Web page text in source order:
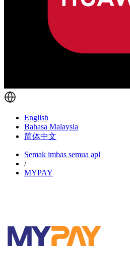
English
Bahasa Malaysia
简体中文
Semak imbas semua apl
/
MYPAY